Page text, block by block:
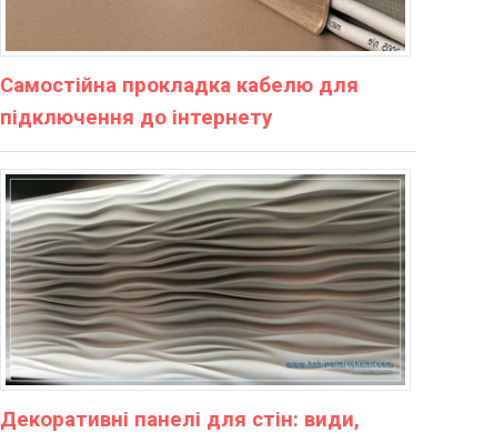
Самостійна прокладка кабелю для
підключення до інтернету
Декоративні панелі для стін: види,